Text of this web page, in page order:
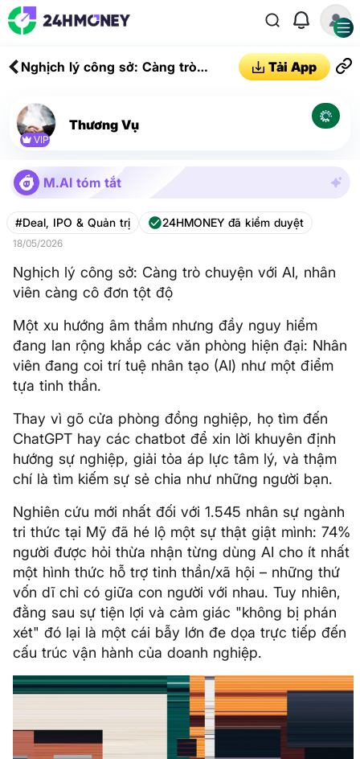
Nghịch lý công sở: Càng trò
đơn tột độ
Tải App
VIP
Thương Vụ
M.AI tóm tắt
#Deal, IPO & Quản trị 24HMONEY đã kiểm duyệt
18/05/2026
Nghịch lý công sở: Càng trò chuyện với AI, nhân
viên càng cô đơn tột độ
Một xu hướng âm thầm nhưng đầy nguy hiểm
đang lan rộng khắp các văn phòng hiện đại: Nhân
viên đang coi trí tuệ nhân tạo (AI) như một điểm
tựa tinh thần.
Thay vì gõ cửa phòng đồng nghiệp, họ tìm đến
ChatGPT hay các chatbot để xin lời khuyên định
hướng sự nghiệp, giải tỏa áp lực tâm lý, và thậm
chí là tìm kiếm sự sẻ chia như những người bạn.
Nghiên cứu mới nhất đối với 1.545 nhân sự ngành
tri thức tại Mỹ đã hé lộ một sự thật giật mình: 74%
người được hỏi thừa nhận từng dùng AI cho ít nhất
một hình thức hỗ trợ tinh thần/xã hội – những thứ
vốn dĩ chỉ có giữa con người với nhau. Tuy nhiên,
đằng sau sự tiện lợi và cảm giác "không bị phán
xét" đó lại là một cái bẫy lớn đe dọa trực tiếp đến
cấu trúc vận hành của doanh nghiệp.